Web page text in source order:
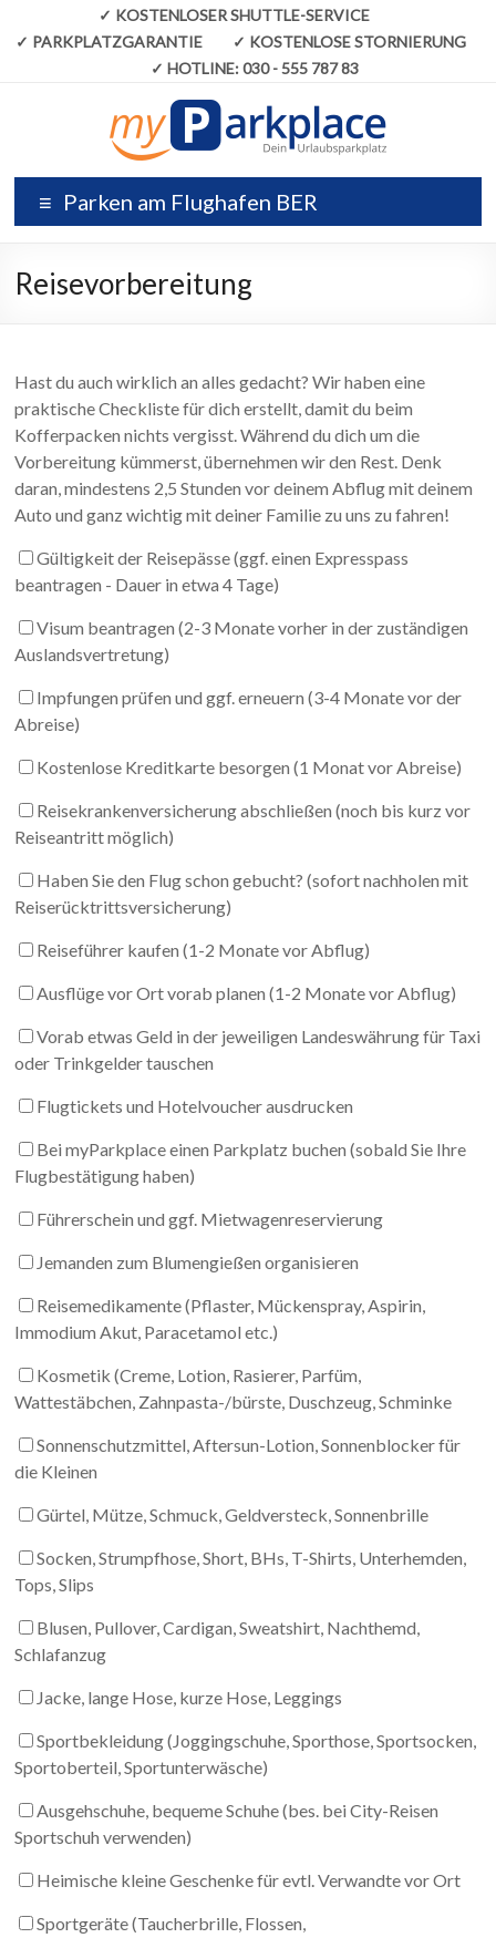
✓ KOSTENLOSER SHUTTLE-SERVICE
✓ PARKPLATZGARANTIE ✓ KOSTENLOSE STORNIERUNG
✓ HOTLINE:030 - 555 787 83
Parken am Flughafen BER
Reisevorbereitung
Hast du auch wirklich an alles gedacht? Wir haben eine
praktische Checkliste für dich erstellt, damit du beim
Kofferpacken nichts vergisst. Während du dich um die
Vorbereitung kümmerst, übernehmen wir den Rest. Denk
daran, mindestens 2,5 Stunden vor deinem Abflug mit deinem
Auto und ganz wichtig mit deiner Familie zu uns zu fahren!
Gültigkeit der Reisepässe (ggf. einen Expresspass
beantragen - Dauer in etwa 4 Tage)
Visum beantragen (2-3 Monate vorher in der zuständigen
Auslandsvertretung)
Impfungen prüfen und ggf. erneuern (3-4 Monate vor der
Abreise)
Kostenlose Kreditkarte besorgen (1 Monat vor Abreise)
Reisekrankenversicherung abschließen (noch bis kurz vor
Reiseantritt möglich)
Haben Sie den Flug schon gebucht? (sofort nachholen mit
Reiserücktrittsversicherung)
Reiseführer kaufen (1-2 Monate vor Abflug)
Ausflüge vor Ort vorab planen (1-2 Monate vor Abflug)
Vorab etwas Geld in der jeweiligen Landeswährung für Taxi
oder Trinkgelder tauschen
Flugtickets und Hotelvoucher ausdrucken
Bei myParkplace einen Parkplatz buchen (sobald Sie Ihre
Flugbestätigung haben)
Führerschein und ggf. Mietwagenreservierung
Jemanden zum Blumengießen organisieren
Reisemedikamente (Pflaster, Mückenspray, Aspirin,
Immodium Akut, Paracetamol etc.)
Kosmetik (Creme, Lotion, Rasierer, Parfüm,
Wattestäbchen, Zahnpasta-/bürste, Duschzeug, Schminke
Sonnenschutzmittel, Aftersun-Lotion, Sonnenblocker für
die Kleinen
Gürtel, Mütze, Schmuck, Geldversteck, Sonnenbrille
Socken, Strumpfhose, Short, BHs, T-Shirts, Unterhemden,
Tops, Slips
Blusen, Pullover, Cardigan, Sweatshirt, Nachthemd,
Schlafanzug
Jacke, lange Hose, kurze Hose, Leggings
Sportbekleidung (Joggingschuhe, Sporthose, Sportsocken,
Sportoberteil, Sportunterwäsche)
Ausgehschuhe, bequeme Schuhe (bes. bei City-Reisen
Sportschuh verwenden)
Heimische kleine Geschenke für evtl. Verwandte vor Ort
Sportgeräte (Taucherbrille, Flossen,